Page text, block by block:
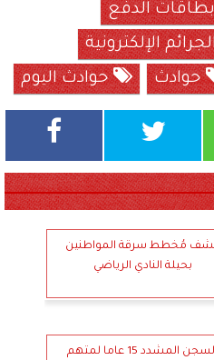
بطاقات الدفع
الإلكترونية
حوادث حوادث اليوم
مُخطط سرقة المواطنين
بحيلة النادي الرياضي
السجن المشدد 15 عاما لمتهم